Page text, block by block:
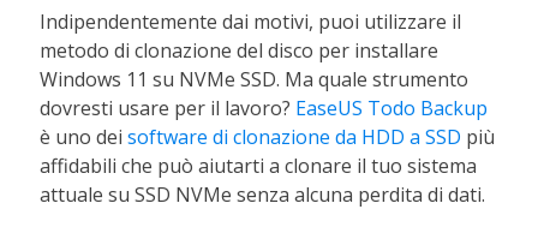
Indipendentemente dai motivi, puoi utilizzare il
metodo di clonazione del disco per installare
Windows 11 su NVMe SSD. Ma quale strumento
dovresti usare per il lavoro? EaseUS Todo Backup
è uno deisoftware di clonazione da HDD a SSD più
affidabili che può aiutarti a clonare il tuo sistema
attuale su SSD NVMe senza alcuna perdita di dati.